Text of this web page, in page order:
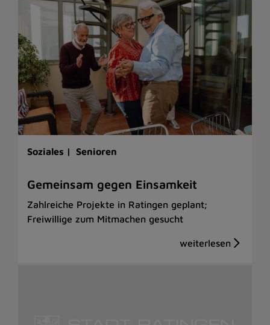
Soziales | Senioren
Gemeinsam gegen Einsamkeit
Zahlreiche Projekte in Ratingen geplant;
Freiwillige zum Mitmachen gesucht